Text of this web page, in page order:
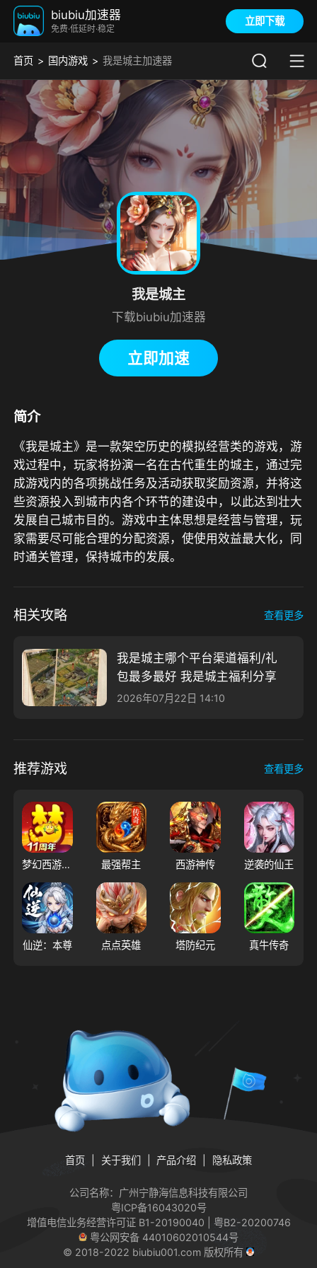
biubiu加速器
免费·低延时·稳定
立即下载
首页 国内游戏 我是城主加速器
我是城主
下载biubiu加速器
立即加速
简介
《我是城主》是一款架空历史的模拟经营类的游戏，游
戏过程中，玩家将扮演一名在古代重生的城主，通过完
成游戏内的各项挑战任务及活动获取奖励资源，并将这
些资源投入到城市内各个环节的建设中，以此达到壮大
发展自己城市目的。游戏中主体思想是经营与管理，玩
家需要尽可能合理的分配资源，使使用效益最大化，同
时通关管理，保持城市的发展。
相关攻略 查看更多
我是城主哪个平台渠道福利/礼
包最多最好 我是城主福利分享
2026年07月22日 14:10
推荐游戏 查看更多
梦幻西游（大陆服） 最强帮主 西游神传 逆袭的仙王
仙逆：本尊 点点英雄 塔防纪元 真牛传奇
首页 关于我们 产品介绍 隐私政策
公司名称：广州宁静海信息科技有限公司
粤ICP备16043020号
增值电信业务经营许可证 B1-20190040 | 粤B2-20200746
粤公网安备 44010602010544号
© 2018-2022 biubiu001.com 版权所有